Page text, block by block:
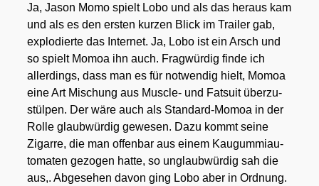
Ja, Jason Momo spielt Lobo und als das her­aus kam
und als es den ers­ten kur­zen Blick im Trai­ler gab,
explo­dier­te das Inter­net. Ja, Lobo ist ein Arsch und
so spielt Mom­oa ihn auch. Frag­wür­dig fin­de ich
aller­dings, dass man es für not­wen­dig hielt, Mom­oa
eine Art Mischung aus Mus­cle- und Fat­su­it über­zu­
stül­pen. Der wäre auch als Stan­dard-Mom­oa in der
Rol­le glaub­wür­dig gewe­sen. Dazu kommt sei­ne
Zigar­re, die man offen­bar aus einem Kau­gum­mi­au­
to­ma­ten gezo­gen hat­te, so unglaub­wür­dig sah die
aus,. Abge­se­hen davon ging Lobo aber in Ord­nung.